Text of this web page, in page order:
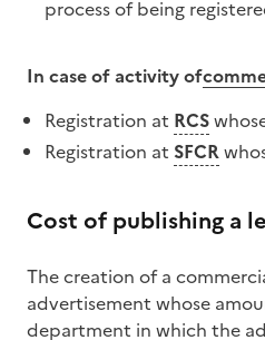
process of being
In case of activity of
Registration at RCS
Registration at SFCR
Cost of publishing a
The creation of a
advertisement whose
department in which the